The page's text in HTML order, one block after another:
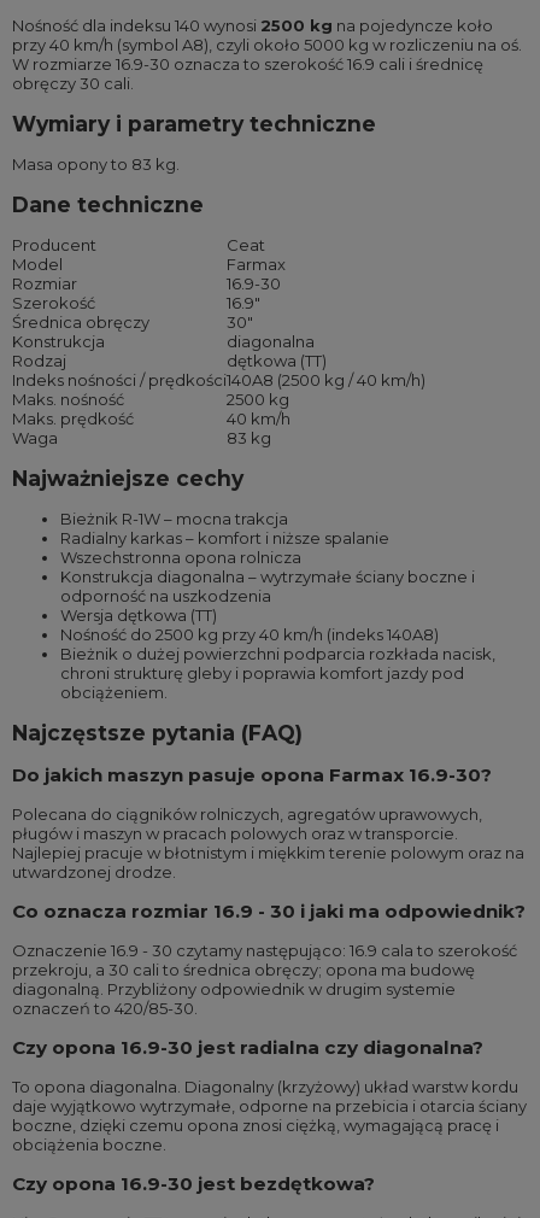
Nośność dla indeksu 140 wynosi 2500 kg na pojedyncze koło
przy 40 km/h (symbol A8), czyli około 5000 kg w rozliczeniu na oś.
W rozmiarze 16.9-30 oznacza to szerokość 16.9 cali i średnicę
obręczy 30 cali.
Wymiary i parametry techniczne
Masa opony to 83 kg.
Dane techniczne
Producent
Ceat
Model
Farmax
Rozmiar
16.9-30
Szerokość
16.9″
Średnica obręczy
30″
Konstrukcja
diagonalna
Rodzaj
dętkowa (TT)
Indeks nośności / prędkości140A8 (2500 kg / 40 km/h)
Maks. nośność
2500 kg
Maks. prędkość
40 km/h
Waga
83 kg
Najważniejsze cechy
Bieżnik R-1W – mocna trakcja
Radialny karkas – komfort i niższe spalanie
Wszechstronna opona rolnicza
Konstrukcja diagonalna – wytrzymałe ściany boczne i
odporność na uszkodzenia
Wersja dętkowa (TT)
Nośność do 2500 kg przy 40 km/h (indeks 140A8)
Bieżnik o dużej powierzchni podparcia rozkłada nacisk,
chroni strukturę gleby i poprawia komfort jazdy pod
obciążeniem.
Najczęstsze pytania (FAQ)
Do jakich maszyn pasuje opona Farmax 16.9-30?
Polecana do ciągników rolniczych, agregatów uprawowych,
pługów i maszyn w pracach polowych oraz w transporcie.
Najlepiej pracuje w błotnistym i miękkim terenie polowym oraz na
utwardzonej drodze.
Co oznacza rozmiar 16.9 - 30 i jaki ma odpowiednik?
Oznaczenie 16.9 - 30 czytamy następująco: 16.9 cala to szerokość
przekroju, a 30 cali to średnica obręczy; opona ma budowę
diagonalną. Przybliżony odpowiednik w drugim systemie
oznaczeń to 420/85-30.
Czy opona 16.9-30 jest radialna czy diagonalna?
To opona diagonalna. Diagonalny (krzyżowy) układ warstw kordu
daje wyjątkowo wytrzymałe, odporne na przebicia i otarcia ściany
boczne, dzięki czemu opona znosi ciężką, wymagającą pracę i
obciążenia boczne.
Czy opona 16.9-30 jest bezdętkowa?